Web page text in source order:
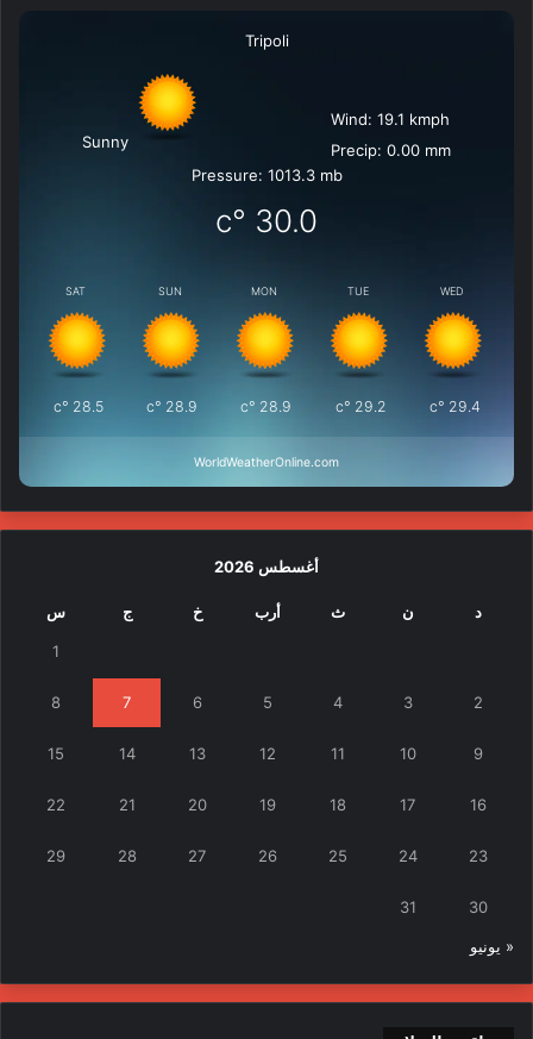
Tripoli
Sunny
Wind: 19.1 kmph
Precip: 0.00 mm
Pressure: 1013.3 mb
30.0
°c
SAT
28.5
°c
SUN
28.9
°c
MON
28.9
°c
TUE
29.2
°c
WED
29.4
°c
WorldWeatherOnline.com
أغسطس 2026
د ن ث أرب خ ج س
1
2
3
4
5
6
7
8
9
10
11
12
13
14
15
16
17
18
19
20
21
22
23
24
25
26
27
28
29
30
31
« يونيو